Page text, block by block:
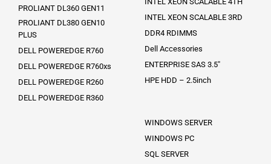
PROLIANT DL360 GEN11
PROLIANT DL380 GEN10
PLUS
DELL POWEREDGE R760
DELL POWEREDGE R760xs
DELL POWEREDGE R260
DELL POWEREDGE R360
INTEL XEON SCALABLE 3RD
DDR4 RDIMMS
Dell Accessories
ENTERPRISE SAS 3.5″
HPE HDD – 2.5inch
WINDOWS SERVER
WINDOWS PC
SQL SERVER